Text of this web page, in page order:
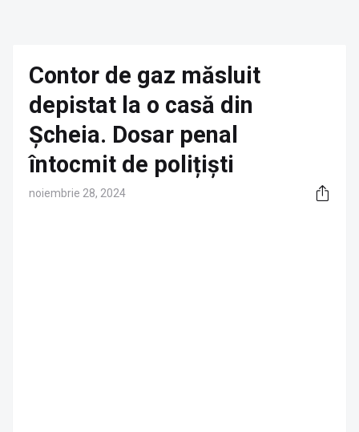
Contor de gaz măsluit
depistat la o casă din
Șcheia. Dosar penal
întocmit de polițiști
noiembrie 28, 2024